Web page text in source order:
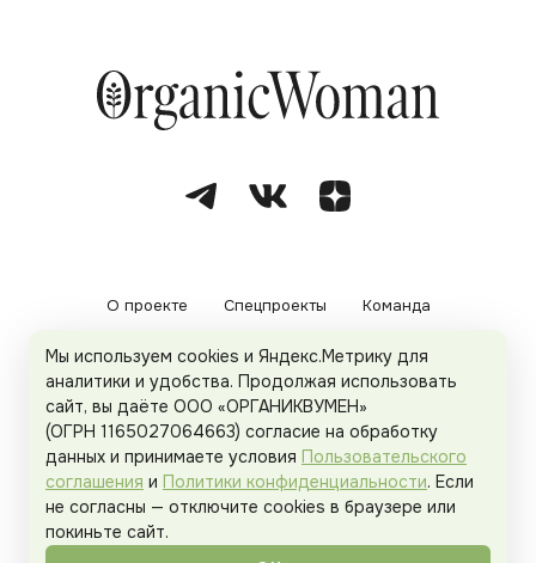
О проекте Спецпроекты Команда
Рекламодателям Политика конфиденциальности
Пользовательское соглашение
Organicwoman.ru . Все права защищены.
Мы используем cookies и Яндекс.Метрику для
аналитики и удобства. Продолжая использовать
сайт, вы даёте ООО «ОРГАНИКВУМЕН»
(ОГРН 1165027064663) согласие на обработку
данных и принимаете условия Пользовательского
соглашения и Политики конфиденциальности. Если
не согласны — отключите cookies в браузере или
покиньте сайт.